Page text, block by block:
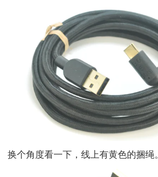
换个角度看一下，线上有黄色的捆绳。